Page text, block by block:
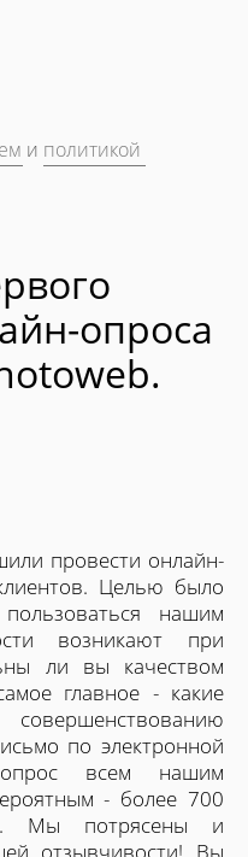
и политикой
опроса
провести онлайн-
Целью было
нашим
возникают при
ли вы качеством
главное - какие
по электронной
всем нашим
- более 700
Мы потрясены и